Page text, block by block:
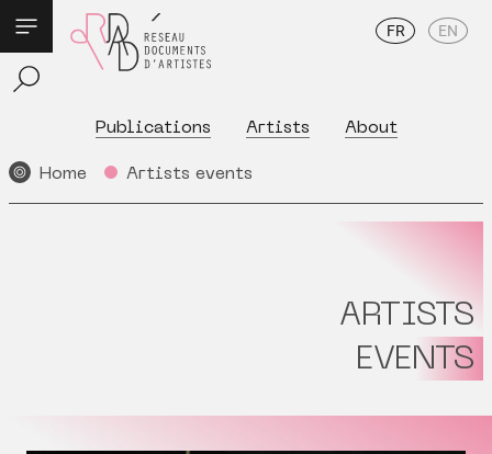
Publications Artists About
FR EN
Home Artists events
ARTISTS
EVENTS